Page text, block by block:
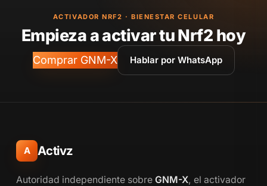
ACTIVADOR NRF2 · BIENESTAR CELULAR
Empieza a activar tu Nrf2 hoy
Comprar GNM-X Hablar por WhatsApp
A Activz
Autoridad independiente sobre GNM-X, el activador